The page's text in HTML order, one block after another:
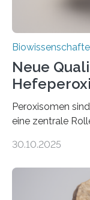
Neue
Peroxisomen
eine zentrale
erfüllen können,
der Ruhr-
und Dr. Ismaila
30.10.2025